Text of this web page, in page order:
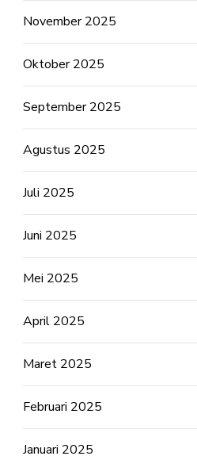
November 2025
Oktober 2025
September 2025
Agustus 2025
Juli 2025
Juni 2025
Mei 2025
April 2025
Maret 2025
Februari 2025
Januari 2025